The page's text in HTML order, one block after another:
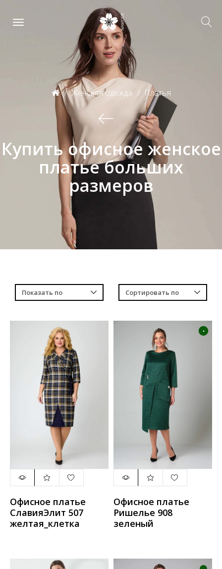
Женская одежда Платья
Купить офисное женское
платье больших
размеров
Офисное платье
СлавияЭлит 507
желтая_клетка
Офисное платье
Ришелье 908
зеленый